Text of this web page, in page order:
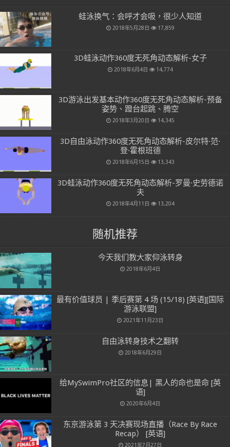
蛙泳换气：会呼才会吸，很少人知道
2018年5月28日 17,859
3D蛙泳动作360度无死角动态解析-女子
2018年6月4日 14,774
3D游泳出发基本动作360度无死角动态解析-预备
姿势、蹬台起跳、腾空
2018年3月20日 14,345
3D自由泳动作360度无死角动态解析-皮尔特·范·
登·霍根班德
2018年6月15日 13,343
3D蛙泳动作360度无死角动态解析-罗曼·史劳德诺
夫
2018年4月11日 13,204
随机推荐
今天我们教大家仰泳转身
2018年6月4日
最有价值球员 | 季后赛第 4 场 (15/18) [英语][国际
游泳联盟]
2021年11月23日
自由泳转身技术之翻转
2018年6月29日
给MySwimPro社区的信息| 黑人的命也是命 [英
语]
2020年6月4日
东京游泳第 3 天决赛现场直播（Race By Race
Recap） [英语]
2021年7月27日